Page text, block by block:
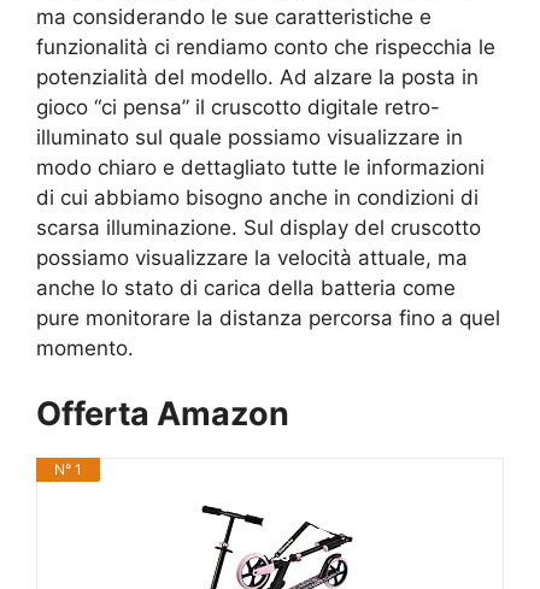
ma considerando le sue caratteristiche e
funzionalità ci rendiamo conto che rispecchia le
potenzialità del modello. Ad alzare la posta in
gioco “ci pensa” il cruscotto digitale retro-
illuminato sul quale possiamo visualizzare in
modo chiaro e dettagliato tutte le informazioni
di cui abbiamo bisogno anche in condizioni di
scarsa illuminazione. Sul display del cruscotto
possiamo visualizzare la velocità attuale, ma
anche lo stato di carica della batteria come
pure monitorare la distanza percorsa fino a quel
momento.
Offerta Amazon
N° 1